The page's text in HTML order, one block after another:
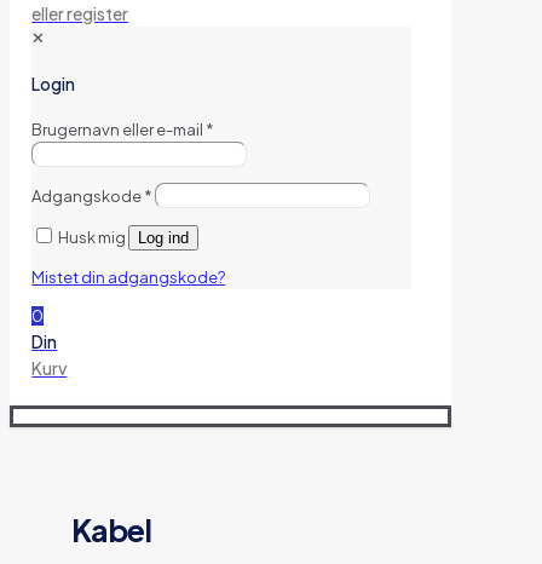
eller register
✕
Login
Brugernavn eller e-mail *
Adgangskode*
Husk mig Log ind
Mistet din adgangskode?
0
Din
Kurv
Kabel